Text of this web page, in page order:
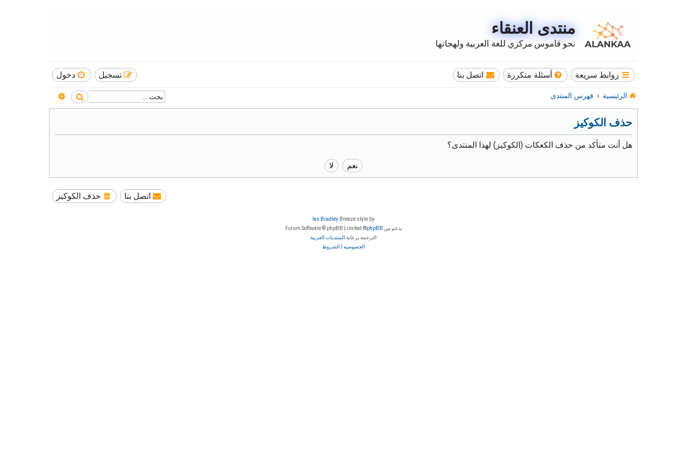
منتدى العنقاء
نحو قاموس مركزي للغة العربية ولهجاتها
روابط سريعة أسئلة متكررة اتصل بنا دخول تسجيل
الرئيسية فهرس المنتدى بحث
حذف الكوكيز
هل أنت متأكد من حذف الكعكات (الكوكيز) لهذا المنتدى؟
حذف الكوكيز اتصل بنا
Breeze style by
Ian Bradley
بدعم من phpBB
® Forum Software © phpBB Limited
الترجمة برعاية المنتديات العربية
الخصوصية
الشروط